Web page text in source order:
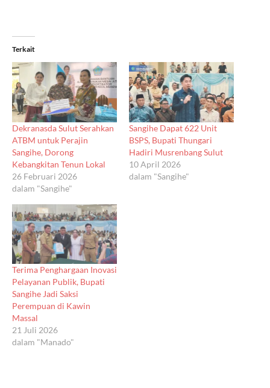
Terkait
Dekranasda Sulut Serahkan
ATBM untuk Perajin
Sangihe, Dorong
Kebangkitan Tenun Lokal
26 Februari 2026
dalam "Sangihe"
Sangihe Dapat 622 Unit
BSPS, Bupati Thungari
Hadiri Musrenbang Sulut
10 April 2026
dalam "Sangihe"
Terima Penghargaan Inovasi
Pelayanan Publik, Bupati
Sangihe Jadi Saksi
Perempuan di Kawin
Massal
21 Juli 2026
dalam "Manado"